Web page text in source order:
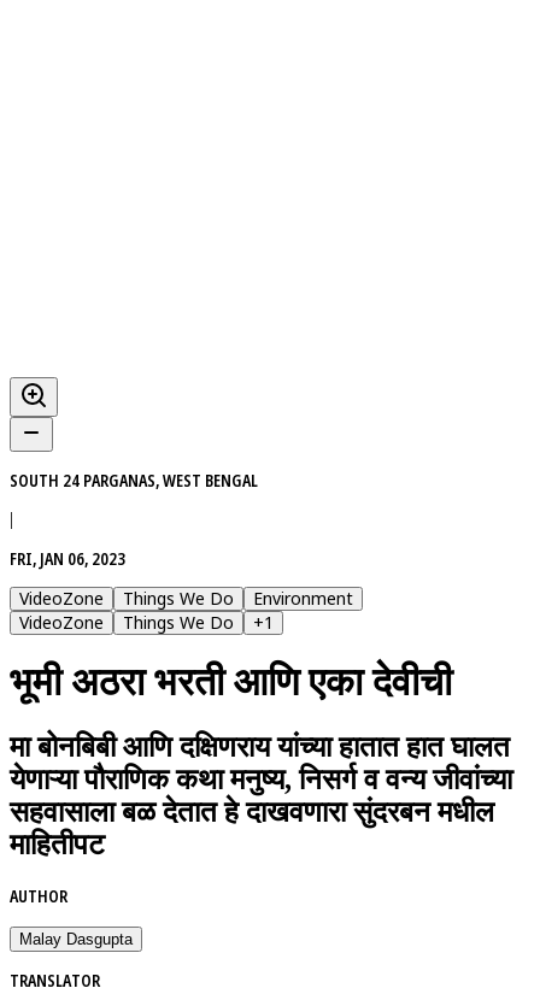
SOUTH 24 PARGANAS, WEST BENGAL
|
FRI, JAN 06, 2023
VideoZone
Things We Do
Environment
VideoZone
Things We Do +1
भूमी अठरा भरती आणि एका देवीची
मा बोनबिबी आणि दक्षिणराय यांच्या हातात हात घालत
येणाऱ्या पौराणिक कथा मनुष्य, निसर्ग व वन्य जीवांच्या
सहवासाला बळ देतात हे दाखवणारा सुंदरबन मधील
माहितीपट
AUTHOR
Malay Dasgupta
TRANSLATOR